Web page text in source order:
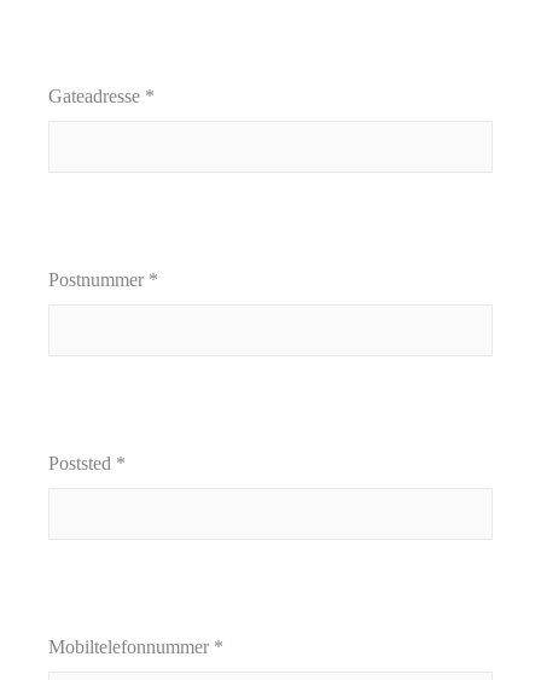
Gateadresse *
Postnummer *
Poststed *
Mobiltelefonnummer *